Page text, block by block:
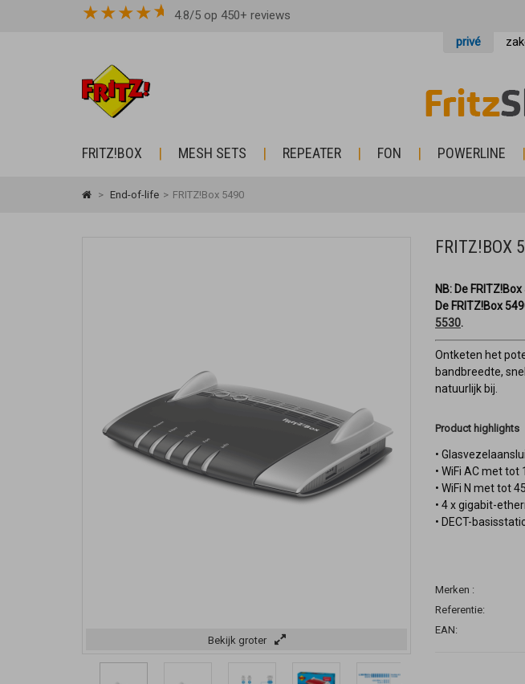
★★★★ 4.8/5 op 450+ reviews
privé
FRITZ!BOX MESH SETS REPEATER FON POWERLINE
> End-of-life > FRITZ!Box 5490
Bekijk groter
FRITZ!BOX
NB: De
De FRITZ!Box
5530.
Ontketen het
bandbreedte,
natuurlijk bij.
Product highlights
•
• WiFi AC met
• WiFi N met tot
• 4 x gigabit-
• DECT-
Merken :
Referentie:
EAN: